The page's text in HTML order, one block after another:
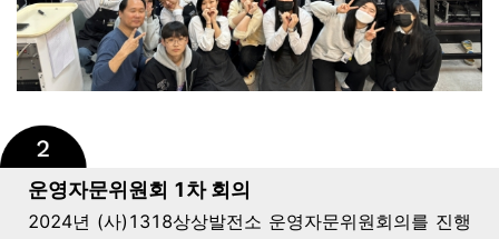
운영자문위원회 1차 회의
2024년 (사) 1318상상발전소 운영자문위원회의를 진행